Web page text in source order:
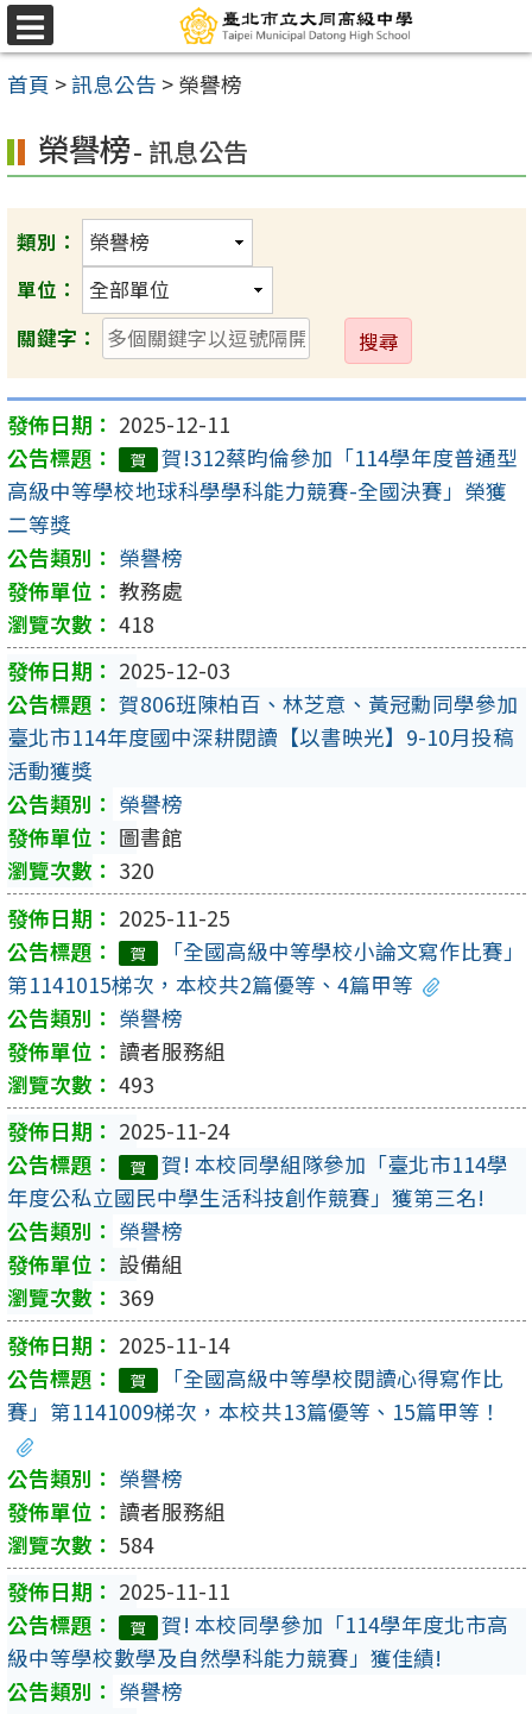
跳
至
主
內
容
區
選
單
首頁 >訊息公告 > 榮譽榜
榮譽榜- 訊息公告
類別：
單位：
關鍵字：
送
出
2025-12-11
賀
賀!312蔡昀倫參加「114學年度普通型
高級中等學校地球科學學科能力競賽-全國決賽」榮獲
二等獎
榮譽榜
教務處
418
2025-12-03
賀806班陳柏百、林芝意、黃冠勳同學參加
臺北市114年度國中深耕閱讀【以書映光】9-10月投稿
活動獲獎
榮譽榜
圖書館
320
2025-11-25
賀
「全國高級中等學校小論文寫作比賽」
第1141015梯次，本校共2篇優等、4篇甲等
榮譽榜
讀者服務組
493
2025-11-24
賀
賀! 本校同學組隊參加「臺北市114學
年度公私立國民中學生活科技創作競賽」獲第三名!
榮譽榜
設備組
369
2025-11-14
賀
「全國高級中等學校閱讀心得寫作比
賽」第1141009梯次，本校共13篇優等、15篇甲等！
榮譽榜
讀者服務組
584
2025-11-11
賀
賀! 本校同學參加「114學年度北市高
級中等學校數學及自然學科能力競賽」獲佳績!
榮譽榜